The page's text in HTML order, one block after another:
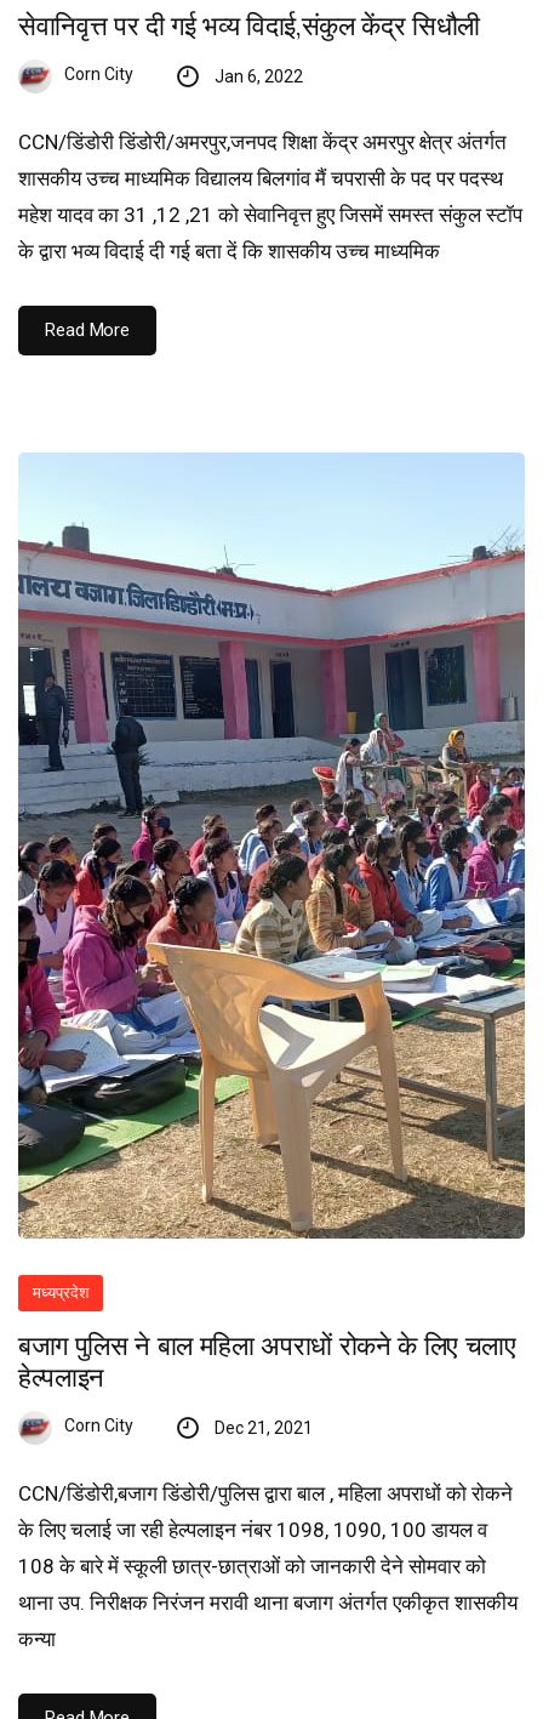
सेवानिवृत्त पर दी गई भव्य विदाई,संकुल केंद्र सिधौली
Corn City Jan 6, 2022
CCN/डिंडोरी डिंडोरी/अमरपुर,जनपद शिक्षा केंद्र अमरपुर क्षेत्र अंतर्गत
शासकीय उच्च माध्यमिक विद्यालय बिलगांव मैं चपरासी के पद पर पदस्थ
महेश यादव का 31 ,12 ,21 को सेवानिवृत्त हुए जिसमें समस्त संकुल स्टॉप
के द्वारा भव्य विदाई दी गई बता दें कि शासकीय उच्च माध्यमिक
Read More
मध्यप्रदेश
बजाग पुलिस ने बाल महिला अपराधों रोकने के लिए चलाए
हेल्पलाइन
Corn City Dec 21, 2021
CCN/डिंडोरी,बजाग डिंडोरी/पुलिस द्वारा बाल , महिला अपराधों को रोकने
के लिए चलाई जा रही हेल्पलाइन नंबर 1098, 1090, 100 डायल व
108 के बारे में स्कूली छात्र-छात्राओं को जानकारी देने सोमवार को
थाना उप. निरीक्षक निरंजन मरावी थाना बजाग अंतर्गत एकीकृत शासकीय
कन्या